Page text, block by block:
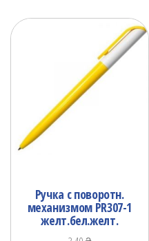
Ручка с поворотн.
механизмом PR307-1
желт.бел.желт.